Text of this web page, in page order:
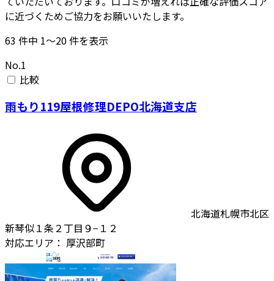
に近づくためご協力をお願いいたします。
63 件中 1〜20件を表示
No.1
比較
雨もり119屋根修理DEPO北海道支店
北海道札幌市北区
新琴似１条２丁目９−１２
対応エリア： 厚沢部町